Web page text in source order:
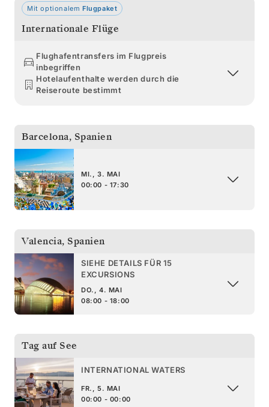
Mit optionalem Flugpaket
Internationale Flüge
Flughafentransfers im Flugpreis
inbegriffen
Hotelaufenthalte werden durch die
Reiseroute bestimmt
Barcelona, Spanien
MI., 3. MAI
00:00 - 17:30
Valencia, Spanien
SIEHE DETAILS FÜR 15
EXCURSIONS
DO., 4. MAI
08:00 - 18:00
Tag auf See
INTERNATIONAL WATERS
FR., 5. MAI
00:00 - 00:00